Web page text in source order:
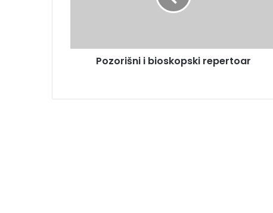
Pozorišni i bioskopski repertoar